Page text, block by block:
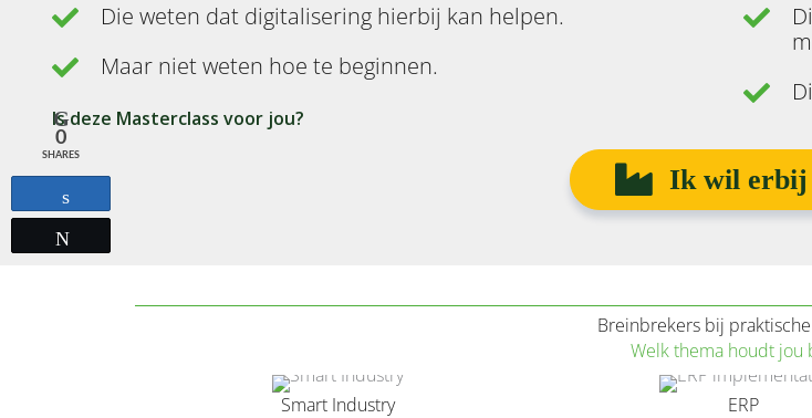
Die weten dat digitalisering hierbij kan helpen.
Maar niet weten hoe te beginnen.
Is deze Masterclass voor jou?
Ik wil
Breinbrekers bij
Welk thema houdt jou
Smart Industry
ERP
0
SHARES